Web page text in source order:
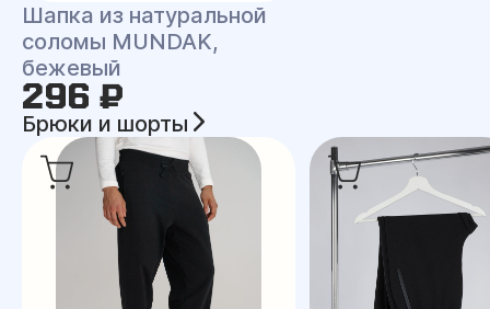
Шапка из натуральной
соломы MUNDAK,
бежевый
296 ₽
Брюки и шорты